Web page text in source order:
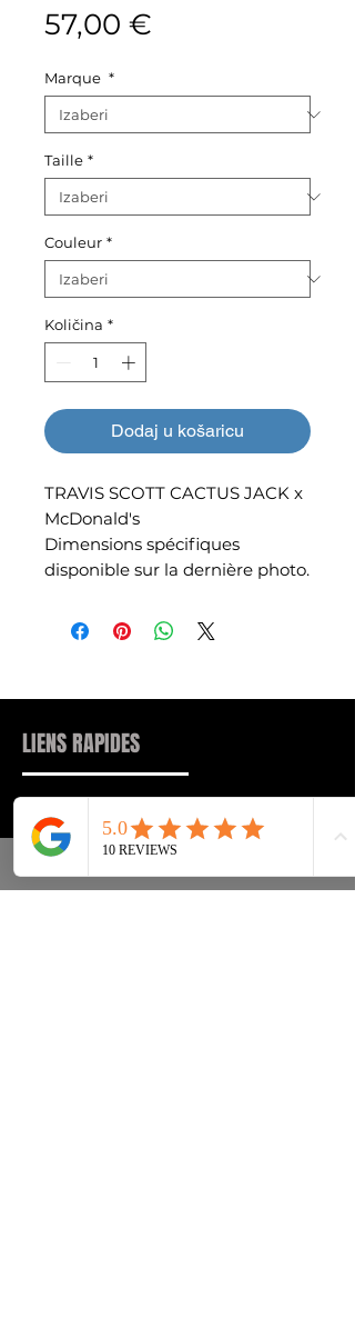
57,00 €
Marque *
Taille *
Couleur *
Količina *
Dodaj u košaricu
TRAVIS SCOTT CACTUS JACK x
McDonald's
Dimensions spécifiques
disponible sur la dernière photo.
LIENS RAPIDES
Tenisice
Ulična odjeća
Pribor
FAQ
Dostava & leđa
Politika privatnosti